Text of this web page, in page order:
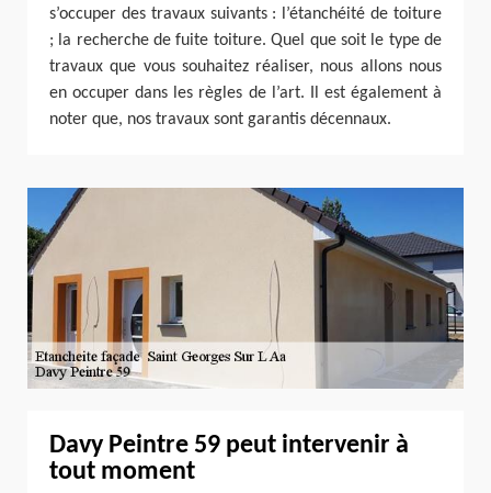
s’occuper des travaux suivants : l’étanchéité de toiture
; la recherche de fuite toiture. Quel que soit le type de
travaux que vous souhaitez réaliser, nous allons nous
en occuper dans les règles de l’art. Il est également à
noter que, nos travaux sont garantis décennaux.
Davy Peintre 59 peut intervenir à
tout moment